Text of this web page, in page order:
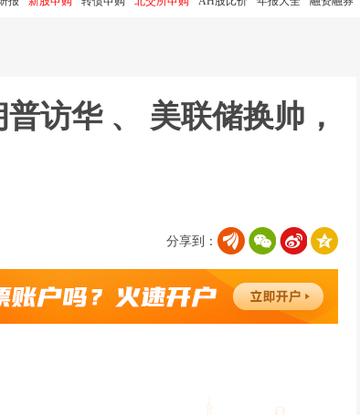
访华 、 美联储换帅，
分享到：